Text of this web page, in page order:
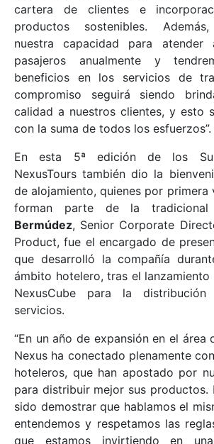
cartera de clientes e
productos sostenibles. Además,
nuestra capacidad para atender
pasajeros anualmente y
beneficios en los servicios de
compromiso seguirá siendo
calidad a nuestros clientes, y esto
con la suma de todos los esfuerzos”.
En esta 5ª edición de los
NexusTours también dio la
de alojamiento, quienes por primera
forman parte de la
Bermúdez, Senior Corporate
Product, fue el encargado de
que desarrolló la compañía
ámbito hotelero, tras el
NexusCube para la
servicios.
“En un año de expansión en el área
Nexus ha conectado plenamente
hoteleros, que han apostado por
para distribuir mejor sus productos.
sido demostrar que hablamos el
entendemos y respetamos las
que estamos invirtiendo en